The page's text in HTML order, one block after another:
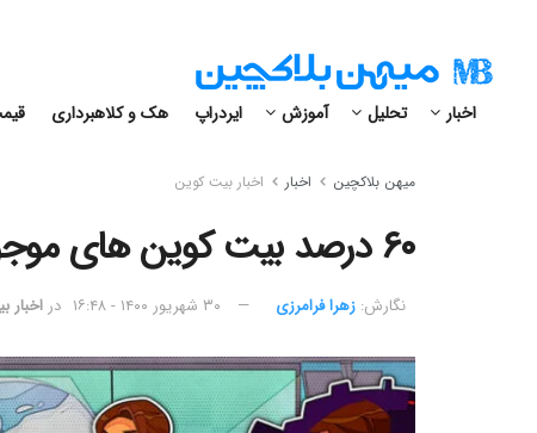
اخبار تحلیل آموزش ایردراپ هک و کلاهبرداری
میهن بلاکچین اخبار اخبار بیت کوین
۶۰ درصد بیت کوین های موجود دست نخورده باقی مانده اند!
نگارش:‌ زهرا فرامرزی ۳۰ شهریور ۱۴۰۰ - ۱۶:۴۸ در اخبار